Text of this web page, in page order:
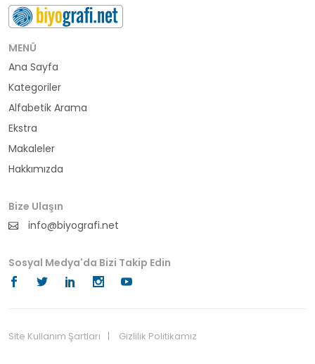
buluş
bürokrat
büyükelçi
cumhurbaşkanı
din adamı
doktor
fotoğrafçı
futbol
MENÜ
Ana Sayfa
Kategoriler
Alfabetik Arama
Ekstra
Makaleler
Hakkımızda
Bize Ulaşın
info@biyografi.net
Sosyal Medya'da Bizi Takip Edin
Site Kullanım Şartları
Gizlilik Politikamız